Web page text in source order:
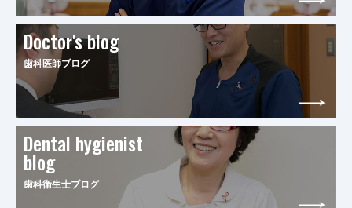
Doctor's blog
歯科医師ブログ
Dental hygienist
blog
歯科衛生士ブログ